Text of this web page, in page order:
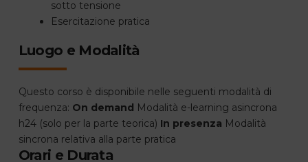
sotto tensione
Esercitazione pratica
Luogo e Modalità
Questo corso è disponibile nelle seguenti modalità di
frequenza: On demand Modalità e-learning asincrona
h24 (solo per la parte teorica) In presenza Modalità
sincrona relativa alla parte pratica
Orari e Durata